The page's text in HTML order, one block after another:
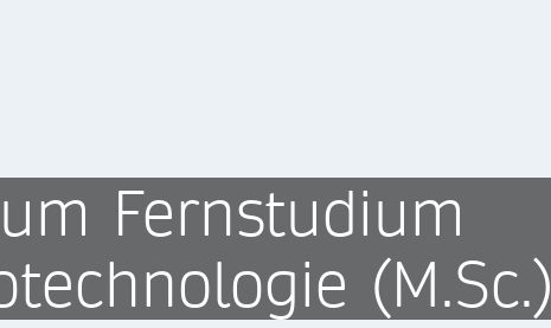
Fernstudium
(M.Sc.)